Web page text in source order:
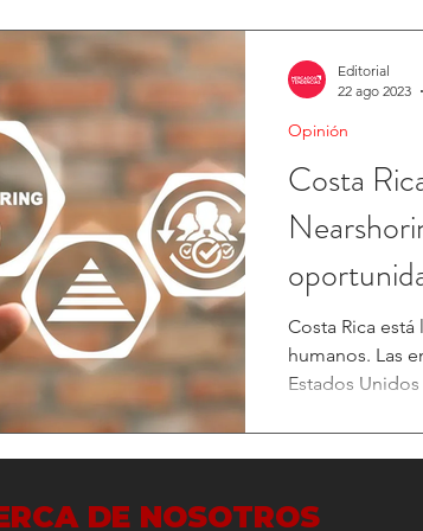
Costa
Costa Rica
humanos. Las
Estados
Opinión
Editorial
22 ago 2023
DE NOSOTROS